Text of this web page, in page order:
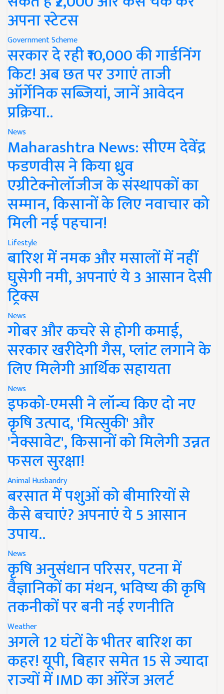
अपना स्टेटस
Government Scheme
सरकार दे रही ₹10,000 की गार्डनिंग
किट! अब छत पर उगाएं ताजी
ऑर्गेनिक सब्जियां, जानें आवेदन
प्रक्रिया..
News
Maharashtra News: सीएम देवेंद्र
फडणवीस ने किया ध्रुव
एग्रीटेक्नोलॉजीज के संस्थापकों का
सम्मान, किसानों के लिए नवाचार को
मिली नई पहचान!
Lifestyle
बारिश में नमक और मसालों में नहीं
घुसेगी नमी, अपनाएं ये 3 आसान देसी
ट्रिक्स
News
गोबर और कचरे से होगी कमाई,
सरकार खरीदेगी गैस, प्लांट लगाने के
लिए मिलेगी आर्थिक सहायता
News
इफको-एमसी ने लॉन्च किए दो नए
कृषि उत्पाद, 'मित्सुकी' और
'नेक्सावेट', किसानों को मिलेगी उन्नत
फसल सुरक्षा!
Animal Husbandry
बरसात में पशुओं को बीमारियों से
कैसे बचाएं? अपनाएं ये 5 आसान
उपाय..
News
कृषि अनुसंधान परिसर, पटना में
वैज्ञानिकों का मंथन, भविष्य की कृषि
तकनीकों पर बनी नई रणनीति
Weather
अगले 12 घंटों के भीतर बारिश का
कहर! यूपी, बिहार समेत 15 से ज्यादा
राज्यों में IMD का ऑरेंज अलर्ट